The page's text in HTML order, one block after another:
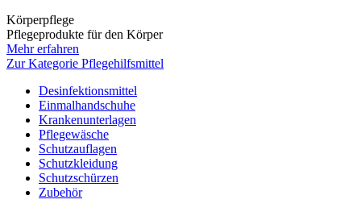
Körperpflege
Pflegeprodukte für den Körper
Mehr erfahren
Zur Kategorie Pflegehilfsmittel
Desinfektionsmittel
Einmalhandschuhe
Krankenunterlagen
Pflegewäsche
Schutzauflagen
Schutzkleidung
Schutzschürzen
Zubehör